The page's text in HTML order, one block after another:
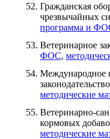
Гражданская
чрезвычайных
программа и
Ветеринарное
ФОС,
Международное
методические
Ветеринарно-
кормовых
методические